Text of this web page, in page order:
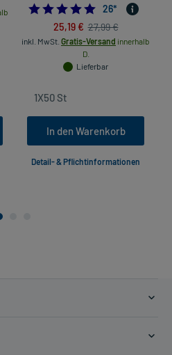
26*
25,19 € 27,99 €
inkl. MwSt. Gratis-Versand innerhalb
D.
Lieferbar
In den Warenkorb
Detail- & Pflichtinformationen